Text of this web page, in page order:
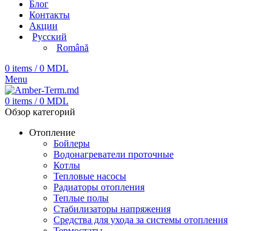
Блог
Контакты
Акции
Русский
Română
0 items / 0 MDL
Menu
0 items / 0 MDL
Обзор категорий
Отопление
Бойлеры
Водонагреватели проточные
Котлы
Тепловые насосы
Радиаторы отопления
Теплые полы
Стабилизаторы напряжения
Средства для ухода за системы отопления